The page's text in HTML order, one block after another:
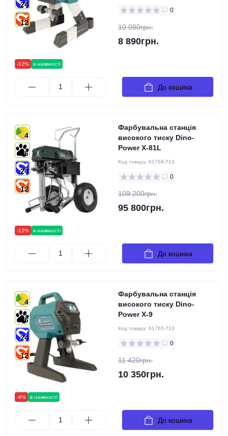
-12% в наявності
24
12
0
10 080грн.
8 890грн.
До кошика
-12% в наявності
4
6
24
12
Фарбувальна станція
високого тиску Dino-
Power X-81L
Код товару: 61769-713
0
109 200грн.
95 800грн.
До кошика
-9% в наявності
4
6
24
12
Фарбувальна станція
високого тиску Dino-
Power X-9
Код товару: 61765-713
0
11 420грн.
10 350грн.
До кошика